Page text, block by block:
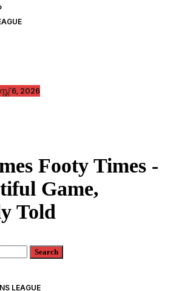
6, 2026
Footy Times -
Game,
Told
LEAGUE